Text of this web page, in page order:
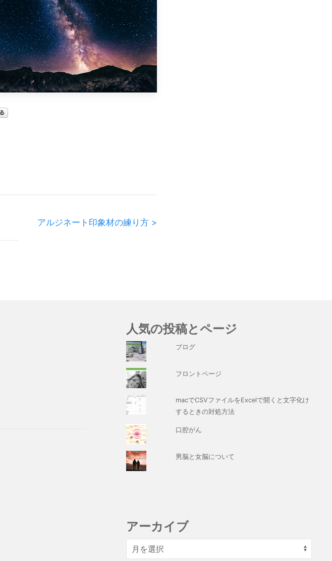
アルジネート印象材の練り方 >
人気の投稿とページ
ブログ
フロントページ
macでCSVファイルをExcelで開くと文字化け
するときの対処方法
口腔がん
男脳と女脳について
アーカイブ